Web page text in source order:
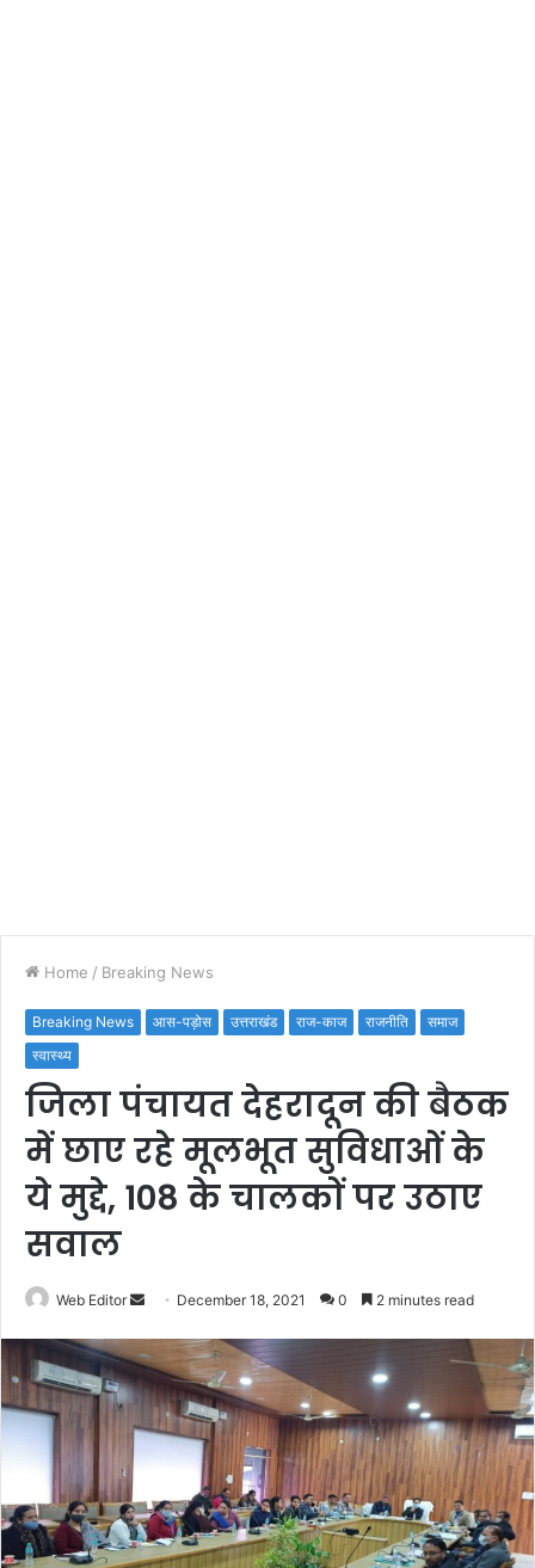
Home / Breaking News
Breaking News आस-पड़ोस उत्तराखंड राज-काज राजनीति
समाज
स्वास्थ्य
जिला पंचायत देहरादून की बैठक
में छाए रहे मूलभूत सुविधाओं के
ये मुद्दे, 108 के चालकों पर उठाए
सवाल
Web Editor
n
d
n
m
a
i
December 18, 2021 0 2 minutes read